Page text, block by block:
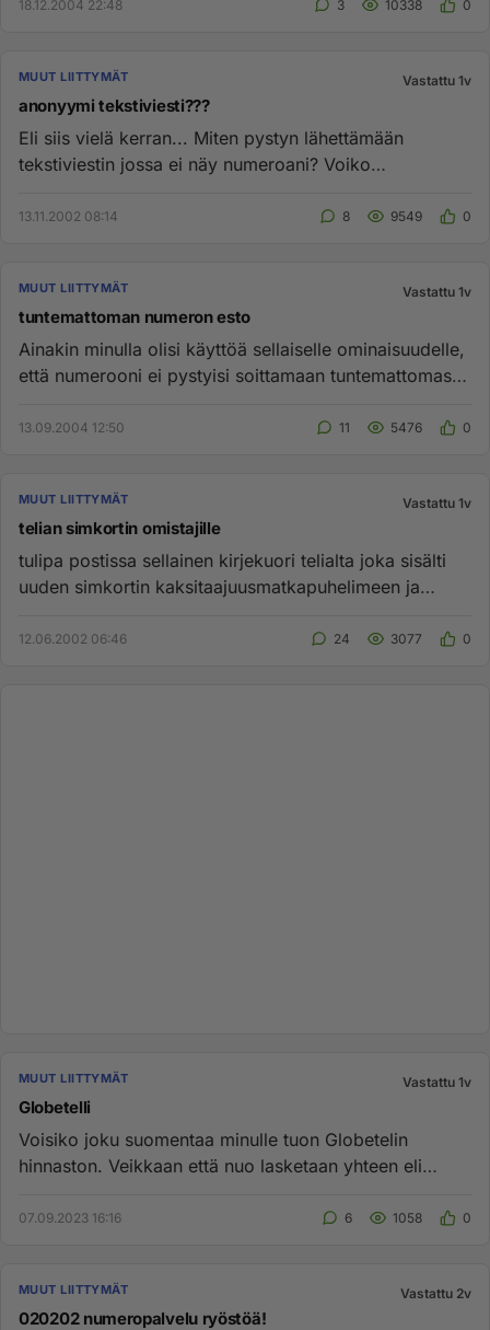
v...
18.12.2004 22:48 3 10338 0
MUUT LIITTYMÄT Vastattu 1v
anonyymi tekstiviesti???
Eli siis vielä kerran... Miten pystyn lähettämään
tekstiviestin jossa ei näy numeroani? Voiko
13.11.2002 08:14 8 9549 0
MUUT LIITTYMÄT Vastattu 1v
tuntemattoman numeron esto
Ainakin minulla olisi käyttöä sellaiselle ominaisuudelle,
että numerooni ei pystyisi soittamaan tuntemattomasta
13.09.2004 12:50 11 5476 0
MUUT LIITTYMÄT Vastattu 1v
telian simkortin omistajille
tulipa postissa sellainen kirjekuori telialta joka sisälti
uuden simkortin kaksitaajuusmatkapuhelimeen ja
12.06.2002 06:46 24 3077 0
MUUT LIITTYMÄT Vastattu 1v
Globetelli
Voisiko joku suomentaa minulle tuon Globetelin
hinnaston. Veikkaan että nuo lasketaan yhteen eli
07.09.2023 16:16 6 1058 0
MUUT LIITTYMÄT Vastattu 2v
020202 numeropalvelu ryöstöä!